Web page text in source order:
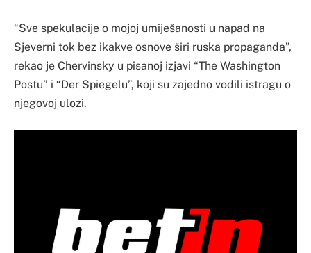
“Sve spekulacije o mojoj umiješanosti u napad na
Sjeverni tok bez ikakve osnove širi ruska propaganda”,
rekao je Chervinsky u pisanoj izjavi “The Washington
Postu” i “Der Spiegelu”, koji su zajedno vodili istragu o
njegovoj ulozi.